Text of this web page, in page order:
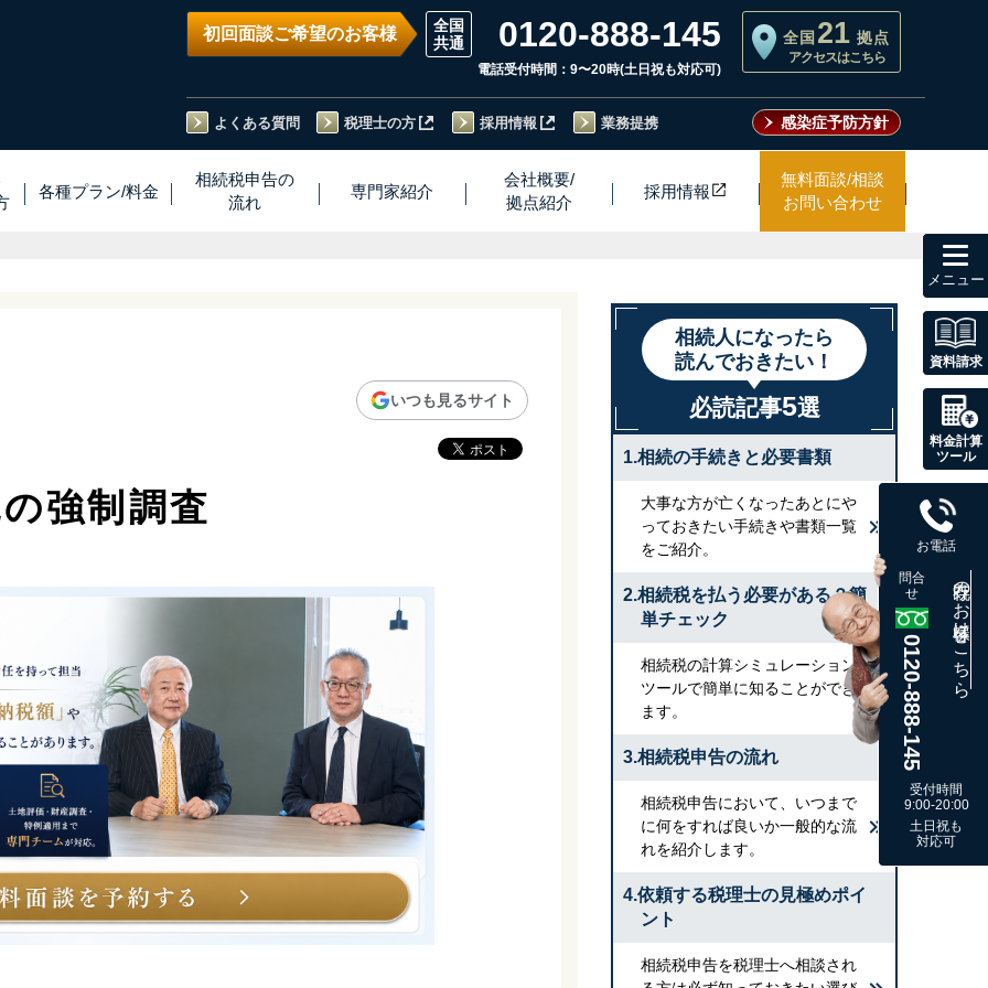
初回面談ご希望のお客様 0120-888-145
電話受付時間：9〜20時(土日祝も対応可)
全国 21 拠点
アクセスはこちら
よくある質問 税理士の方 採用情報 業務提携 感染症予防方針
各種プラン/料金
相続税申告の
流れ
専門家紹介
会社概要/
拠点紹介
採用情報
無料面談/相談
お問い合わせ
いつも見るサイト
強制調査
相続人になったら
読んでおきたい！
必読記事5選
1.相続の手続きと必要書類
大事な方が亡くなったあとにや
っておきたい手続きや書類一覧
をご紹介。
2.相続税を払う必要がある？簡
単チェック
相続税の計算シミュレーション
ツールで簡単に知ることができ
ます。
3.相続税申告の流れ
相続税申告において、いつまで
に何をすれば良いか一般的な流
れを紹介します。
4.依頼する税理士の見極めポイ
ント
相続税申告を税理士へ相談され
資料請求
料金計算
ツール
お電話
問合
せ
0120-888-145
既存のお客様はこちら
受付時間
9:00-20:00
土日祝も
対応可